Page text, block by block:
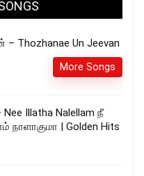
Un Jeevan
More Songs
Nee Illatha Nalellam நீ
நாளாகுமா | Golden Hits